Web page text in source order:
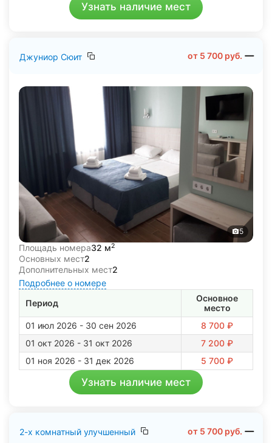
Узнать наличие мест
Джуниор Сюит от 5 700 руб.
5
Площадь номера32 м2
Основных мест2
Дополнительных мест2
Подробнее о номере
Период
Основное
место
01 июл 2026 - 30 сен 2026
8 700 ₽
01 окт 2026 - 31 окт 2026
7 200 ₽
01 ноя 2026 - 31 дек 2026
5 700 ₽
Узнать наличие мест
2-х комнатный улучшенный от 5 700 руб.